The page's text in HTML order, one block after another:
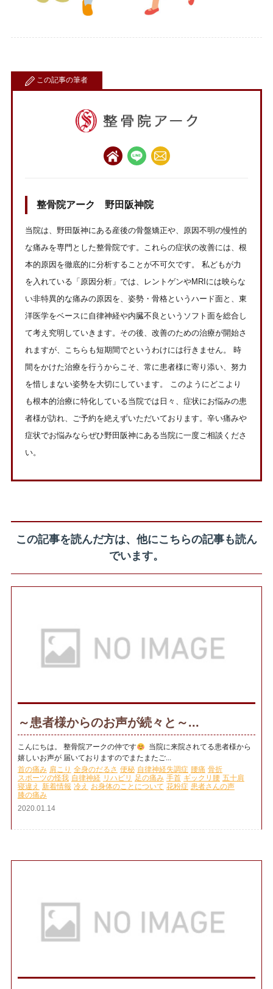
この記事の筆者
整骨院アーク 野田阪神院
当院は、野田阪神にある産後の骨盤矯正や、原因不明の慢性的
な痛みを専門とした整骨院です。これらの症状の改善には、根
本的原因を徹底的に分析することが不可欠です。 私どもが力
を入れている「原因分析」では、レントゲンやMRIには映らな
い非特異的な痛みの原因を、姿勢・骨格というハード面と、東
洋医学をベースに自律神経や内臓不良というソフト面を総合し
て考え究明していきます。その後、改善のための治療が開始さ
れますが、こちらも短期間でというわけには行きません。 時
間をかけた治療を行うからこそ、常に患者様に寄り添い、努力
を惜しまない姿勢を大切にしています。 このようにどこより
も根本的治療に特化している当院では日々、症状にお悩みの患
者様が訪れ、ご予約を絶えずいただいております。辛い痛みや
症状でお悩みならぜひ野田阪神にある当院に一度ご相談くださ
い。
この記事を読んだ方は、他にこちらの記事も読ん
でいます。
～患者様からのお声が続々と～...
こんにちは。 整骨院アークの仲です
当院に来院されてる患者様から
嬉しいお声が 届いておりますのでまたまたご...
首の痛み 肩こり 全身のだるさ 便秘 自律神経失調症 腰痛 骨折
スポーツの怪我 自律神経 リハビリ 足の痛み 手首 ギックリ腰 五十肩
寝違え
新着情報 冷え お身体のことについて 花粉症 患者さんの声
膝の痛み
2020.01.14